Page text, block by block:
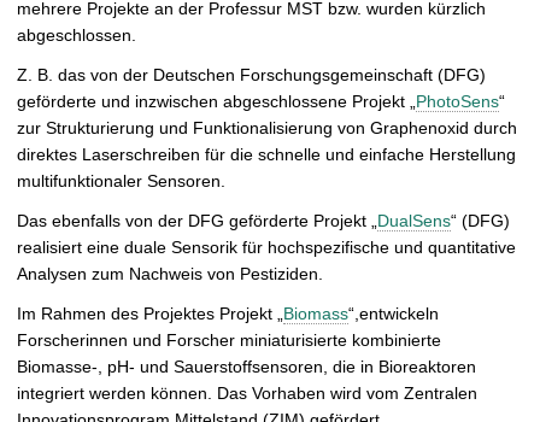
mehrere Projekte an der Professur MST bzw. wurden kürzlich
abgeschlossen.
Z. B. das von der Deutschen Forschungsgemeinschaft (DFG)
geförderte und inzwischen abgeschlossene Projekt „PhotoSens“
zur Strukturierung und Funktionalisierung von Graphenoxid durch
direktes Laserschreiben für die schnelle und einfache Herstellung
multifunktionaler Sensoren.
Das ebenfalls von der DFG geförderte Projekt „DualSens“ (DFG)
realisiert eine duale Sensorik für hochspezifische und quantitative
Analysen zum Nachweis von Pestiziden.
Im Rahmen des Projektes Projekt „Biomass“,entwickeln
Forscherinnen und Forscher miniaturisierte kombinierte
Biomasse-, pH- und Sauerstoffsensoren, die in Bioreaktoren
integriert werden können. Das Vorhaben wird vom Zentralen